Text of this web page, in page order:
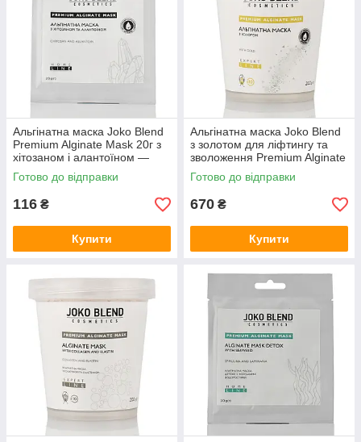
Альгінатна маска Joko Blend
Premium Alginate Mask 20г з
хітозаном і алантоїном —
інтенсивне зволоження та
антивіковий догляд
Готово до відправки
116 ₴
Купити
Альгінатна маска Joko Blend
з золотом для ліфтингу та
зволоження Premium Alginate
Mask With Gold 200 g
Готово до відправки
670 ₴
Купити